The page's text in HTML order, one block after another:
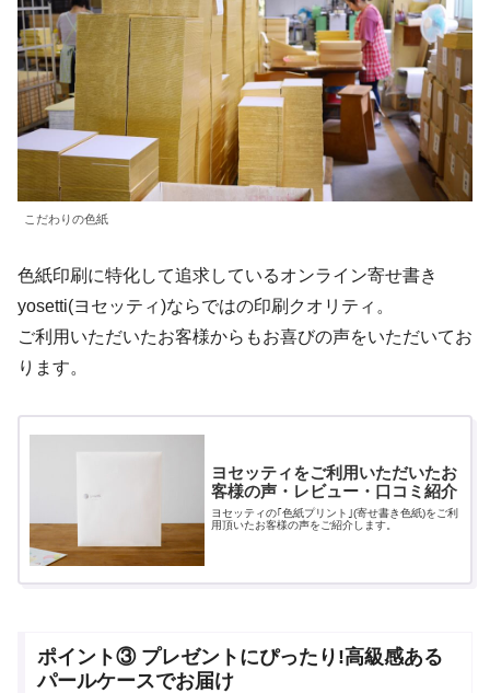
こだわりの色紙
色紙印刷に特化して追求しているオンライン寄せ書き
yosetti(ヨセッティ)ならではの印刷クオリティ。
ご利用いただいたお客様からもお喜びの声をいただいてお
ります。
ヨセッティをご利用いただいたお
客様の声・レビュー・口コミ紹介
ヨセッティの｢色紙プリント｣(寄せ書き色紙)をご利
用頂いたお客様の声をご紹介します。
ポイント③ プレゼントにぴったり!高級感ある
パールケースでお届け